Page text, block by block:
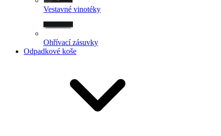
Vestavné vinotéky
Ohřívací zásuvky
Odpadkové koše